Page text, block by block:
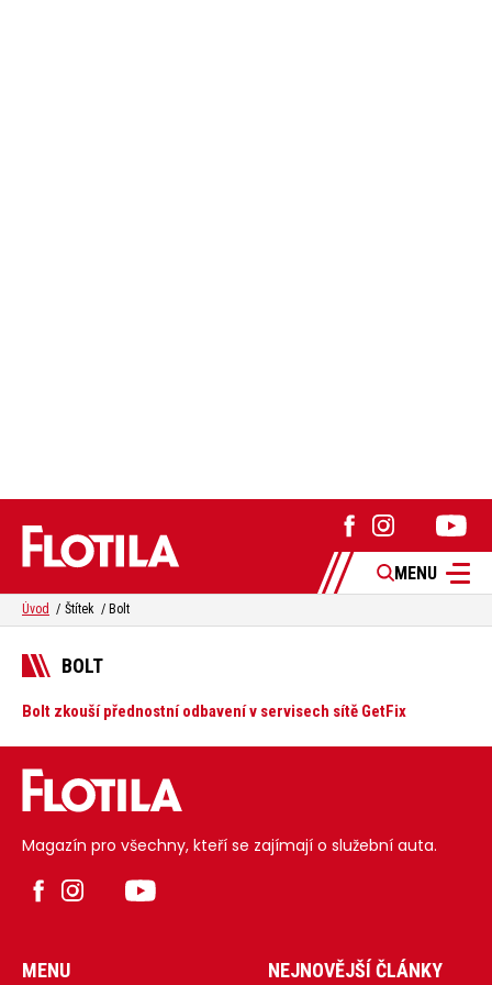
MENU
Úvod Štítek Bolt
BOLT
Bolt zkouší přednostní odbavení v servisech sítě GetFix
Magazín pro všechny, kteří se zajímají o služební auta.
MENU NEJNOVĚJŠÍ ČLÁNKY